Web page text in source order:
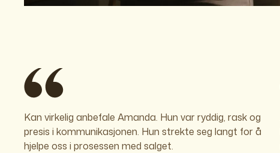
Kan virkelig anbefale Amanda. Hun var ryddig, rask og
presis i kommunikasjonen. Hun strekte seg langt for å
hjelpe oss i prosessen med salget.